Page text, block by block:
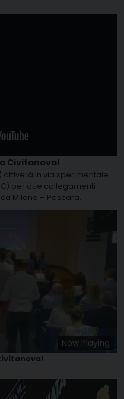
Civitanova!
attiverà in via sperimentale
per due collegamenti
Milano – Pescara.
Now Playing